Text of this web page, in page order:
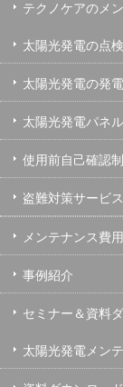
テクノケアのメ
太陽光発電の点
太陽光発電の発
太陽光発電パネ
使用前自己確認
盗難対策サービ
メンテナンス費用
事例紹介
セミナー＆資料
太陽光発電メン